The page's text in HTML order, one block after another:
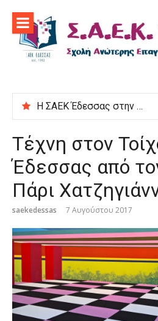
περιεχόμενο
Η ΣΑΕΚ Έδεσσας στην εκδήλωση “Μαγειρεύουμε στις ρίζες μας”
Τέχνη στον
Έδεσσας από
Πάρι
saekedessas 7 Αυγούστου 2017